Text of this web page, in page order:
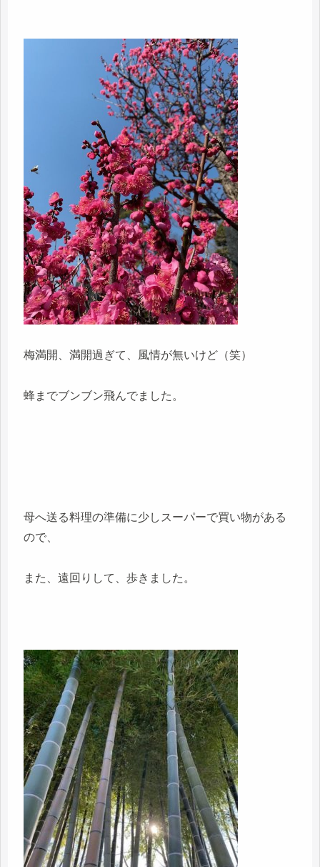
梅満開、満開過ぎて、風情が無いけど（笑）
蜂までブンブン飛んでました。
母へ送る料理の準備に少しスーパーで買い物がある
ので、
また、遠回りして、歩きました。